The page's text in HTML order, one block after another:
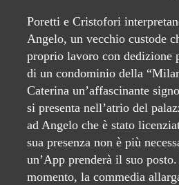
Poretti e Cristofori
Angelo, un vecchio custode
proprio lavoro con dedizione
di un condominio della
Caterina un’affascinante
si presenta nell’atrio del
ad Angelo che è stato
sua presenza non è più
un’App prenderà il suo
momento, la commedia